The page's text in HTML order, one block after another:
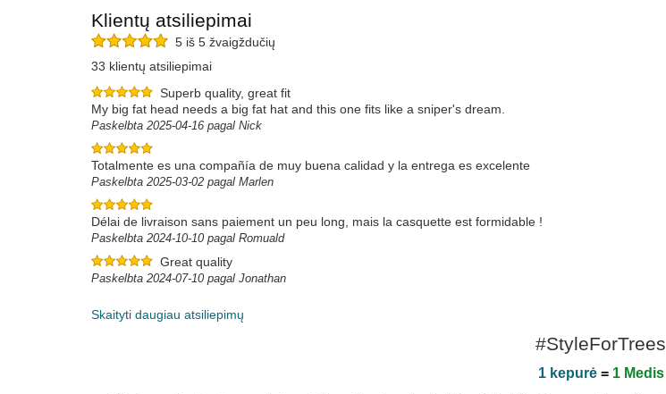
Klientų atsiliepimai
5 iš 5 žvaigždučių
33 klientų atsiliepimai
Superb quality, great fit
My big fat head needs a big fat hat and this one fits like a sniper's dream.
Paskelbta 2025-04-16 pagal Nick
Totalmente es una compañía de muy buena calidad y la entrega es excelente
Paskelbta 2025-03-02 pagal Marlen
Délai de livraison sans paiement un peu long, mais la casquette est formidable !
Paskelbta 2024-10-10 pagal Romuald
Great quality
Paskelbta 2024-07-10 pagal Jonathan
Skaityti daugiau atsiliepimų
#StyleForTrees
1 kepurė= 1 Medis